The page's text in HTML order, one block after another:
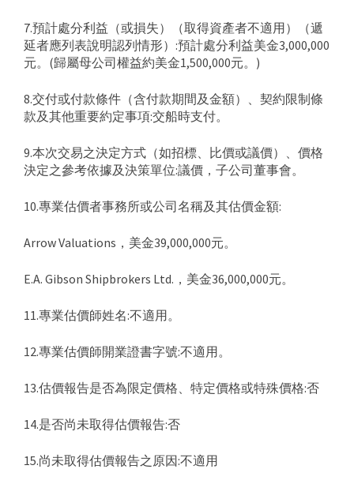
7.預計處分利益（或損失）（取得資產者不適用）（遞
延者應列表說明認列情形）:預計處分利益美金3,000,000
元。(歸屬母公司權益約美金1,500,000元。)
8.交付或付款條件（含付款期間及金額）、契約限制條
款及其他重要約定事項:交船時支付。
9.本次交易之決定方式（如招標、比價或議價）、價格
決定之參考依據及決策單位:議價，子公司董事會。
10.專業估價者事務所或公司名稱及其估價金額:
Arrow Valuations，美金39,000,000元。
E.A. Gibson Shipbrokers Ltd.，美金36,000,000元。
11.專業估價師姓名:不適用。
12.專業估價師開業證書字號:不適用。
13.估價報告是否為限定價格、特定價格或特殊價格:否
14.是否尚未取得估價報告:否
15.尚未取得估價報告之原因:不適用